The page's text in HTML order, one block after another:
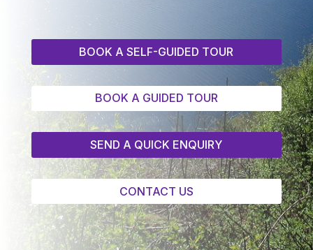
BOOK A SELF-GUIDED TOUR
BOOK A GUIDED TOUR
SEND A QUICK ENQUIRY
CONTACT US